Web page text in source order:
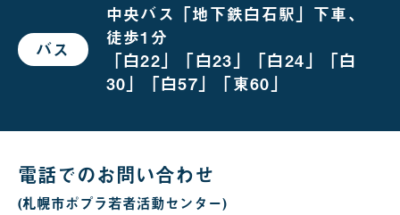
場
合
バス で
お
場
中央バス「地下鉄白石駅」下車、
徒歩1分
「白22」「白23」「白24」「白
30」「白57」「東60」
電話でのお問い合わせ
(札幌市ポプラ若者活動センター)